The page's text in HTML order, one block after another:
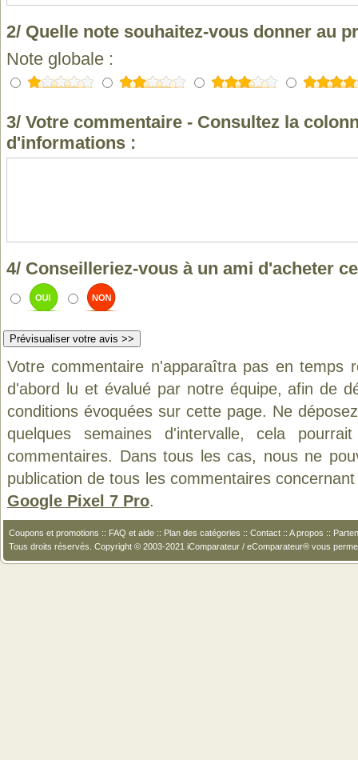
2/ Quelle note souhaitez-vous donner au
Note globale :
3/ Votre commentaire - Consultez la
d'informations :
4/ Conseilleriez-vous à un ami d'acheter
Votre commentaire n'apparaîtra pas en temps
d'abord lu et évalué par notre équipe, afin de
conditions évoquées sur cette page. Ne
quelques semaines d'intervalle, cela
commentaires. Dans tous les cas, nous ne
publication de tous les commentaires
Google Pixel 7 Pro.
Coupons et promotions :: FAQ et aide :: Plan des catégories :: Contact :: A propos ::
Tous droits réservés. Copyright © 2003-2021 iComparateur / eComparateur® vous